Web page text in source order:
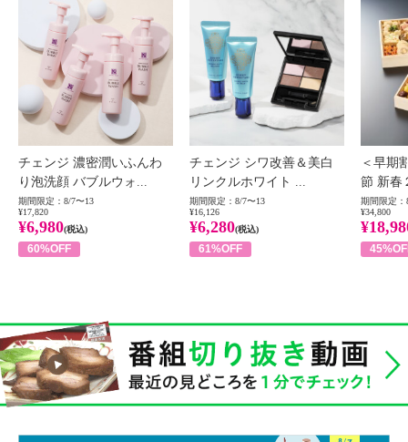
チェンジ 濃密潤いふんわ
り泡洗顔 バブルウォ...
期間限定：8/7〜13
¥17,820
¥6,980(税込)
60%OFF
チェンジ シワ改善＆美白
リンクルホワイト ...
期間限定：8/7〜13
¥16,126
¥6,280(税込)
61%OFF
＜早期
節 新春
期間限定：
¥34,800